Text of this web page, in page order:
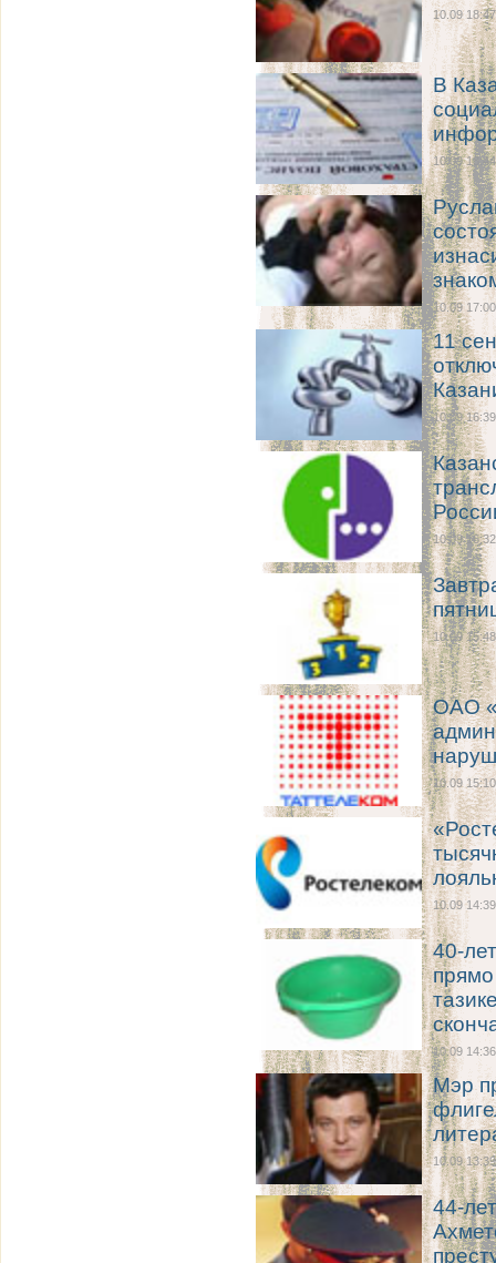
10.09 18:47
В
10.09 18:44
10.09 17:00
11
10.09 16:39
10.09 16:32
10.09 15:48
ОАО
10.09 15:10
10.09 14:39
40-
10.09 14:36
Мэр
10.09 13:39
44-